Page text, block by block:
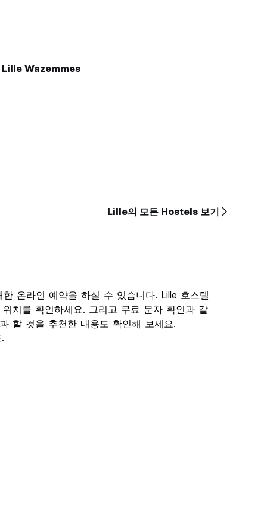
Wazemmes
Lille의 모든 Hostels 보기
온라인 예약을 하실 수 있습니다. Lille 호스텔
치를 확인하세요. 그리고 무료 문자 확인과 같
할 것을 추천한 내용도 확인해 보세요.